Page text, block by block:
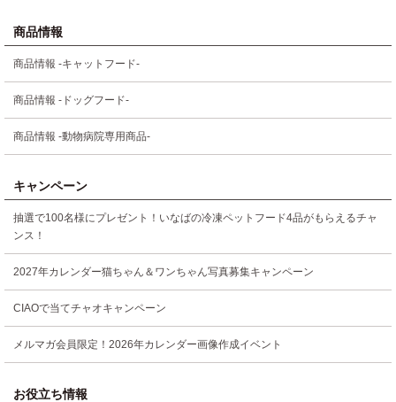
商品情報
商品情報 -キャットフード-
商品情報 -ドッグフード-
商品情報 -動物病院専用商品-
キャンペーン
抽選で100名様にプレゼント！いなばの冷凍ペットフード4品がもらえるチャ
ンス！
2027年カレンダー猫ちゃん＆ワンちゃん写真募集キャンペーン
CIAOで当てチャオキャンペーン
メルマガ会員限定！2026年カレンダー画像作成イベント
お役立ち情報